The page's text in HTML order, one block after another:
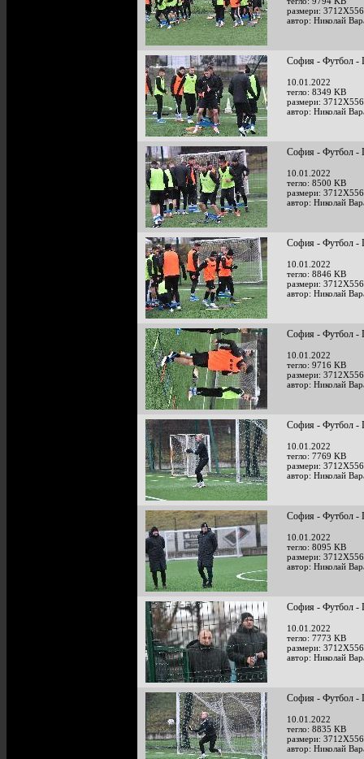
размери:
автор: Николай
София - Футбол -
10.01.2022
тегло: 8349 KB
размери:
автор: Николай
София - Футбол -
10.01.2022
тегло: 8500 KB
размери:
автор: Николай
София - Футбол -
10.01.2022
тегло: 8846 KB
размери:
автор: Николай
София - Футбол -
10.01.2022
тегло: 9716 KB
размери:
автор: Николай
София - Футбол -
10.01.2022
тегло: 7769 KB
размери:
автор: Николай
София - Футбол -
10.01.2022
тегло: 8095 KB
размери:
автор: Николай
София - Футбол -
10.01.2022
тегло: 7773 KB
размери:
автор: Николай
София - Футбол -
10.01.2022
тегло: 8835 KB
размери:
автор: Николай